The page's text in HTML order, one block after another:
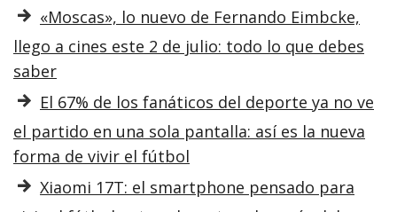
«Moscas», lo nuevo de Fernando Eimbcke,
llego a cines este 2 de julio: todo lo que debes
saber
El 67% de los fanáticos del deporte ya no ve
el partido en una sola pantalla: así es la nueva
forma de vivir el fútbol
Xiaomi 17T: el smartphone pensado para